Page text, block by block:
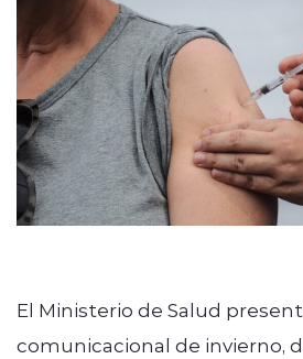
modo claro
El Ministerio de Salud
comunicacional de invierno,